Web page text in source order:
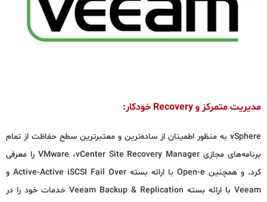
مدیریت متمرکز و Recovery خودکار:
vSphere به منظور اطمینان از ساده‌ترین و معتبرترین سطح حفاظت از تمام
برنامه‌های مجازی VMware ،vCenter Site Recovery Manager را معرفی
کرد. و همچنین Open-e با ارائه بسته Active-Active iSCSI Fail Over و
Veeam با ارائه بسته Veeam Backup & Replication خدمات خود را در